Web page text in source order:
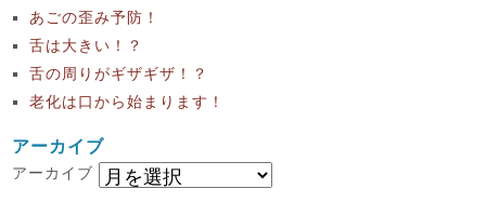
あごの歪み予防！
舌は大きい！？
舌の周りがギザギザ！？
老化は口から始まります！
アーカイブ
アーカイブ